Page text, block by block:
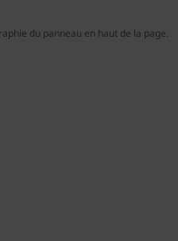
du panneau en haut de la page.